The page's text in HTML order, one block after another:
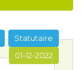
Statutaire
01-12-2022